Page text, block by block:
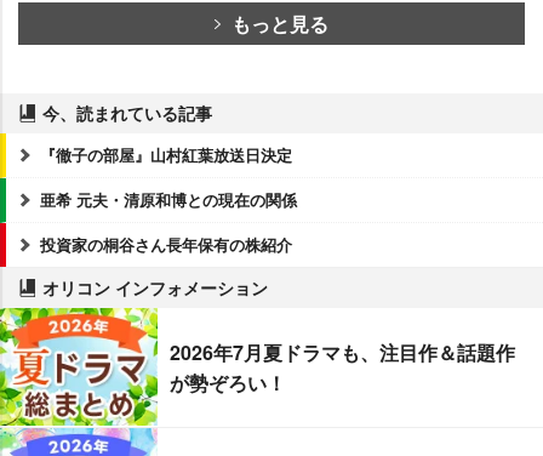
もっと見る
今、読まれている記事
『徹子の部屋』山村紅葉放送日決定
亜希 元夫・清原和博との現在の関係
投資家の桐谷さん長年保有の株紹介
オリコン インフォメーション
2026年7月夏ドラマも、注目作＆話題作
が勢ぞろい！